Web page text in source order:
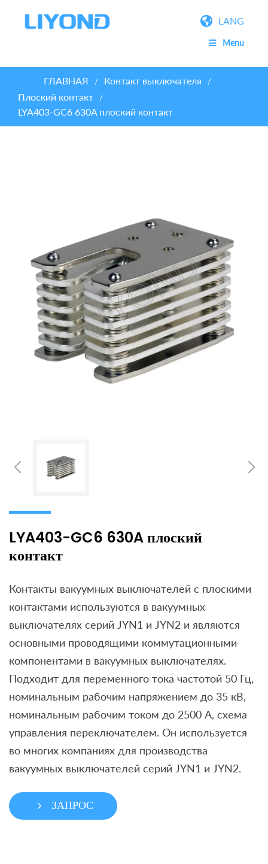
LANG
Menu
ГЛАВНАЯ / Контакт выключателя /
Плоский контакт /
LYA403-GC6 630A плоский контакт
LYA403-GC6 630A плоский
контакт
Контакты вакуумных выключателей с плоскими
контактами используются в вакуумных
выключателях серий JYN1 и JYN2 и являются
основными проводящими коммутационными
компонентами в вакуумных выключателях.
Подходит для переменного тока частотой 50 Гц,
номинальным рабочим напряжением до 35 кВ,
номинальным рабочим током до 2500 А, схема
управления переключателем. Он используется
во многих компаниях для производства
вакуумных выключателей серий JYN1 и JYN2.
ЗАПРОС